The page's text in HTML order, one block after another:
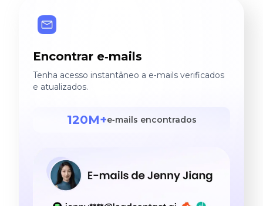
Encontrar e‑mails
Tenha acesso instantâneo a e‑mails verificados
e atualizados.
120M+e‑mails encontrados